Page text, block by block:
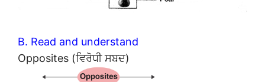
B. Read and understand
Opposites (ਵਿਰੋਧੀ ਸਬਦ)